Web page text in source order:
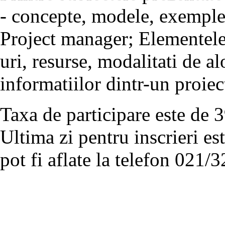
- concepte, modele,
Project manager;
uri, resurse, modalitati de
informatiilor dintr-un
Taxa de participare este de
Ultima zi pentru inscrieri
pot fi aflate la telefon 021/